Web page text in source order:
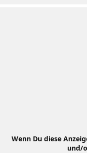
Wenn Du diese
und/